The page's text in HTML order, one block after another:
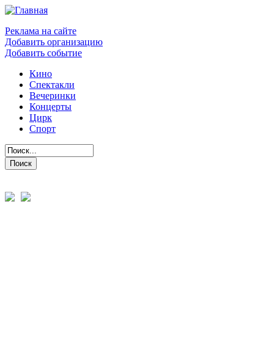
Реклама на сайте
Добавить организацию
Добавить событие
Кино
Спектакли
Вечеринки
Концерты
Цирк
Спорт